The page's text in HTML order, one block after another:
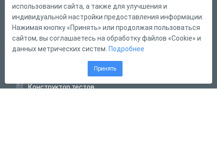
Русский
Справка
Форма обратной связи
Конструктор тестов
использовании сайта, а также для улучшения и
индивидуальной настройки предоставления информации.
Нажимая кнопку «Принять» или продолжая пользоваться
сайтом, вы соглашаетесь на обработку файлов «Cookie» и
данных метрических систем. Подробнее
Принять